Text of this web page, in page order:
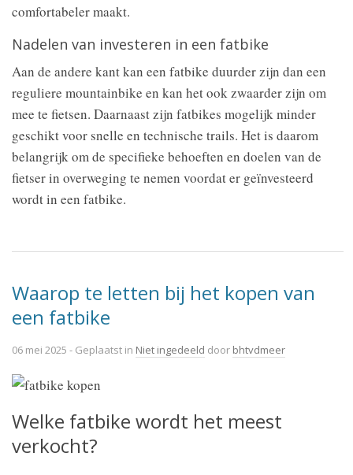
comfortabeler maakt.
Nadelen van investeren in een fatbike
Aan de andere kant kan een fatbike duurder zijn dan een
reguliere mountainbike en kan het ook zwaarder zijn om
mee te fietsen. Daarnaast zijn fatbikes mogelijk minder
geschikt voor snelle en technische trails. Het is daarom
belangrijk om de specifieke behoeften en doelen van de
fietser in overweging te nemen voordat er geïnvesteerd
wordt in een fatbike.
Waarop te letten bij het kopen van
een fatbike
06 mei 2025 - Geplaatst in Niet ingedeeld door bhtvdmeer
Welke fatbike wordt het meest
verkocht?